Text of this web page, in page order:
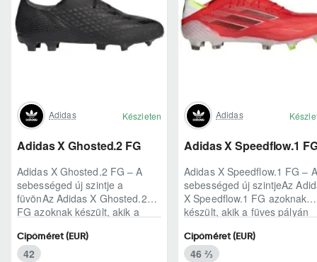
Adidas Készleten
Adidas X Ghosted.2 FG
Adidas X Ghosted.2 FG – A
sebességed új szintje a
füvönAz Adidas X Ghosted.2
FG azoknak készült, akik a
pillanataiban is azonnal r..
Cipőméret (EUR)
42
Adidas
Adidas X Speedflow.1
Adidas X Speedflow.1 FG – A
sebességed új szintjeAz
X Speedflow.1 FG azoknak
készült, akik a füves pályán
ritmust diktál..
Cipőméret (EUR)
46 ⅔